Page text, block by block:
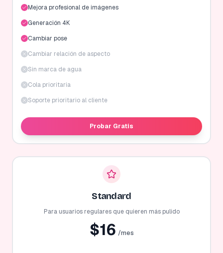
Mejora profesional de imágenes
Generación 4K
Cambiar pose
Cambiar relación de aspecto
Sin marca de agua
Cola prioritaria
Soporte prioritario al cliente
Probar Gratis
Standard
Para usuarios regulares que quieren más pulido
$16 /mes